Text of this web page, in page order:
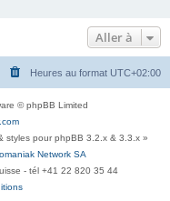
Aller à
Heures au format UTC+02:00
© phpBB Limited
styles pour phpBB 3.2.x & 3.3.x »
Network SA
- tél +41 22 820 35 44